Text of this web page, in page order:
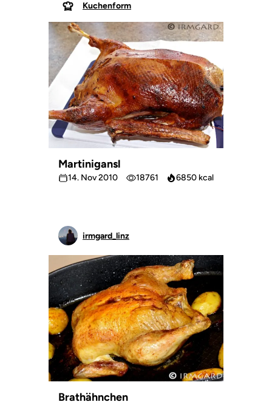
Kuchenform
Martinigansl
14. Nov 2010 18761 6850 kcal
irmgard_linz
Brathähnchen